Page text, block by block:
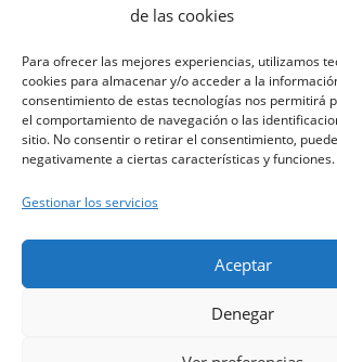
de las cookies
Para ofrecer las mejores experiencias, utilizamos
cookies para almacenar y/o acceder a la
consentimiento de estas tecnologías nos permitirá
el comportamiento de navegación o las
sitio. No consentir o retirar el consentimiento,
negativamente a ciertas características y funciones.
Gestionar los servicios
Aceptar
Denegar
política de privacidad|política de